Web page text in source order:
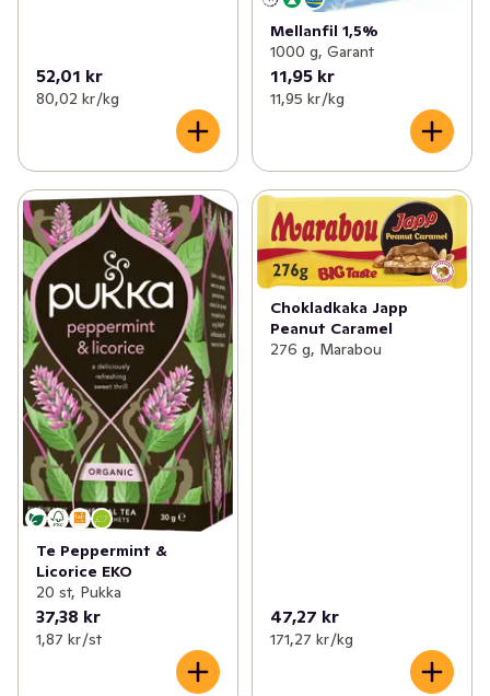
52,01 kr
80,02 kr /kg
Mellanfil 1,5%
1000 g, Garant
11,95 kr
11,95 kr /kg
Te Peppermint &
Licorice EKO
20 st, Pukka
37,38 kr
1,87 kr /st
Chokladkaka Japp
Peanut Caramel
276 g, Marabou
47,27 kr
171,27 kr /kg